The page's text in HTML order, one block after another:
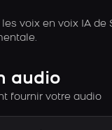
voix en voix IA de
audio
fournir votre audio